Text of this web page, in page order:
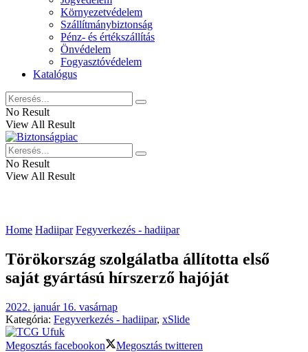
Környezetvédelem
Szállítmánybiztonság
Pénz- és értékszállítás
Önvédelem
Fogyasztóvédelem
Katalógus
No Result
View All Result
No Result
View All Result
Home Hadiipar Fegyverkezés - hadiipar
Törökország szolgálatba állította első
saját gyártású hírszerző hajóját
2022. január 16. vasárnap
Kategória: Fegyverkezés - hadiipar, xSlide
Megosztás facebookon Megosztás twitteren